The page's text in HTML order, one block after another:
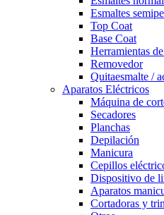
Esmaltes
Top Coat
Base Coat
Herramientas
Removedor
Quitaesmalte /
Aparatos Eléctricos
Máquina de
Secadores
Planchas
Depilación
Manicura
Cepillos
Dispositivo de
Aparatos
Cortadoras y